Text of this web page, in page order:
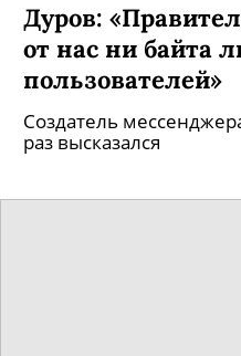
Дуров:
от нас ни байта
пользователей»
Создатель
раз высказался